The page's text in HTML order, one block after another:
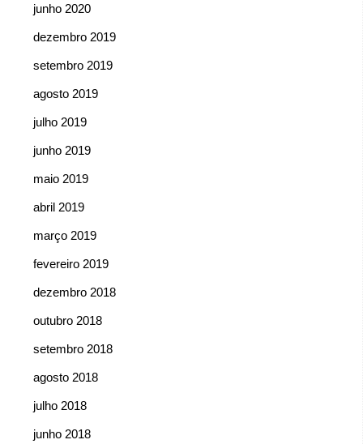
junho 2020
dezembro 2019
setembro 2019
agosto 2019
julho 2019
junho 2019
maio 2019
abril 2019
março 2019
fevereiro 2019
dezembro 2018
outubro 2018
setembro 2018
agosto 2018
julho 2018
junho 2018